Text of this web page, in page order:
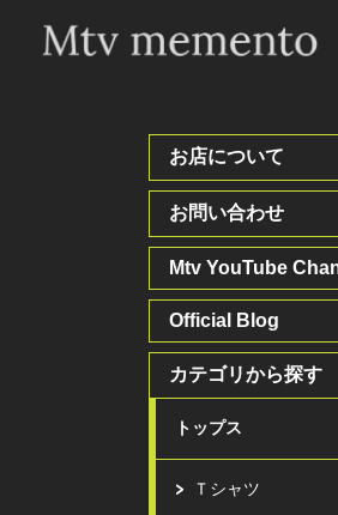
お店について
お問い合わせ
Mtv YouTube
Official Blog
カテゴリから探す
トップス
Ｔシャツ